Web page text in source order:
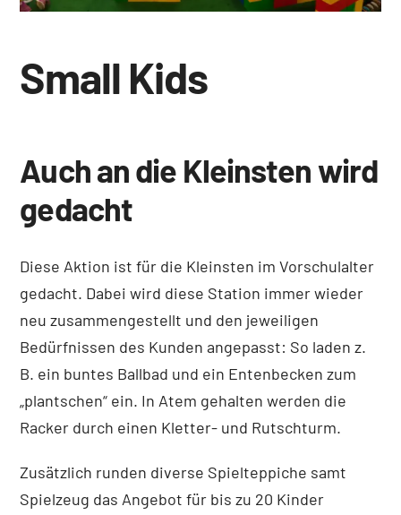
Small Kids
Auch an die Kleinsten wird
gedacht
Diese Aktion ist für die Kleinsten im Vorschulalter
gedacht. Dabei wird diese Station immer wieder
neu zusammengestellt und den jeweiligen
Bedürfnissen des Kunden angepasst: So laden z.
B. ein buntes Ballbad und ein Entenbecken zum
„plantschen“ ein. In Atem gehalten werden die
Racker durch einen Kletter- und Rutschturm.
Zusätzlich runden diverse Spielteppiche samt
Spielzeug das Angebot für bis zu 20 Kinder